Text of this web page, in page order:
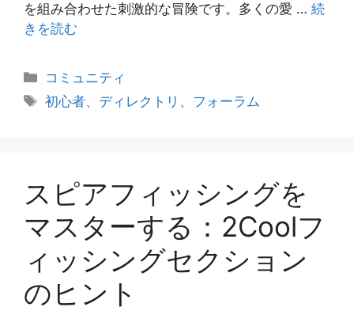
を組み合わせた刺激的な冒険です。多くの愛 … 続
きを読む
カ
テ
コミュニティ
タ
初心者、ディレクトリ、フォーラム
スピアフィッシングを
マスターする：2Coolフ
ィッシングセクション
のヒント